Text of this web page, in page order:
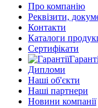
Про компанію
Реквізити,
Контакти
Каталоги
Сертифікати
Дипломи
Наші об'єкти
Наші партнери
Новини компанії